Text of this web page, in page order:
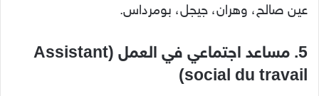
عين صالح، وهران، جيجل، بومرداس.
5. مساعد اجتماعي في العمل (Assistant
social du travail)